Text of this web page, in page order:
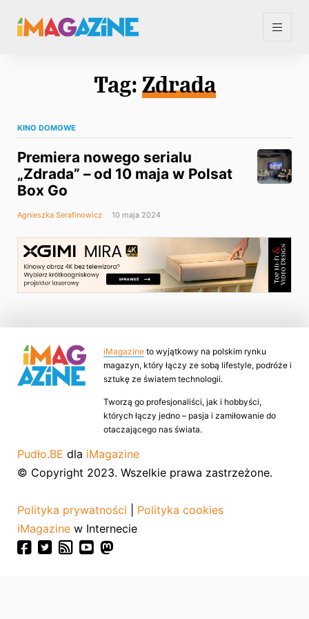
Tag: Zdrada
KINO DOMOWE
Premiera nowego serialu
„Zdrada” – od 10 maja w Polsat
Box Go
Agnieszka Serafinowicz 10 maja 2024
iMagazine to wyjątkowy na polskim rynku
magazyn, który łączy ze sobą lifestyle, podróże i
sztukę ze światem technologii.
Tworzą go profesjonaliści, jak i hobbyści,
których łączy jedno – pasja i zamiłowanie do
otaczającego nas świata.
Pudło.BE dla iMagazine
© Copyright 2023. Wszelkie prawa zastrzeżone.
Polityka prywatności
Polityka cookies
iMagazine w Internecie